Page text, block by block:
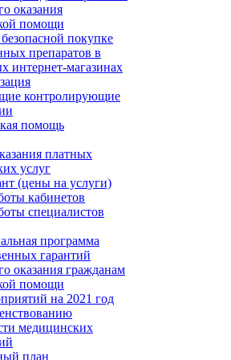
оказания
помощи
покупке
препаратов в
интернет-магазинах
контролирующие
помощь
платных
услуг
(цены на услуги)
кабинетов
специалистов
программа
гарантий
оказания гражданам
помощи
на 2021 год
медицинских
план